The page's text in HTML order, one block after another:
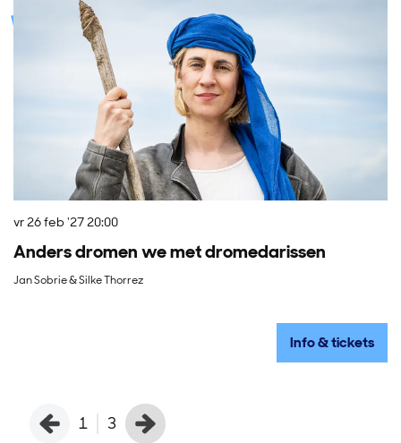
Anders dromen we met dromedarissen
Jan Sobrie & Silke Thorrez
vr 26 feb '2720:00
Info & tickets
1 3